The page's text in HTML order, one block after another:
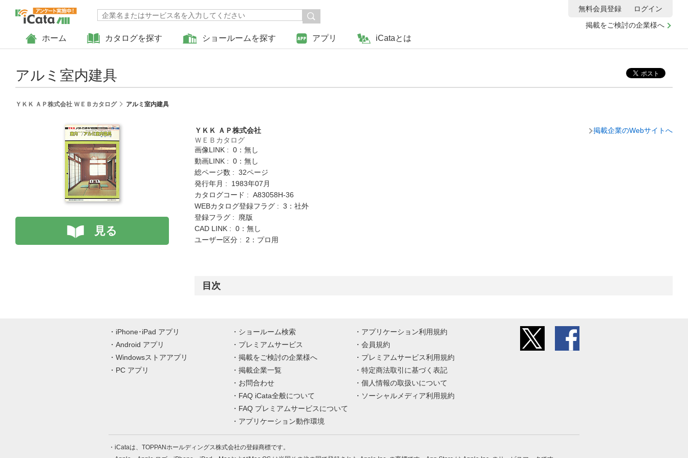
ホーム カタログを探す ショールームを探す アプリ iCataとは
掲載をご検討の企業様へ
無料会員登録 ログイン
アルミ室内建具
ＹＫＫ ＡＰ株式会社 ＷＥＢカタログ アルミ室内建具
見る
ＹＫＫ ＡＰ株式会社
ＷＥＢカタログ
画像LINK : 0：無し
動画LINK : 0：無し
総ページ数 : 32ページ
発行年月 : 1983年07月
カタログコード : A83058H-36
WEBカタログ登録フラグ : 3：社外
登録フラグ : 廃版
CAD LINK : 0：無し
ユーザー区分 : 2：プロ用
掲載企業のWebサイトへ
目次
iPhone･iPad アプリ
Android アプリ
Windowsストアアプリ
PC アプリ
ショールーム検索
プレミアムサービス
掲載をご検討の企業様へ
掲載企業一覧
お問合わせ
FAQ iCata全般について
FAQ プレミアムサービスについて
アプリケーション動作環境
アプリケーション利用規約
会員規約
プレミアムサービス利用規約
特定商法取引に基づく表記
個人情報の取扱いについて
ソーシャルメディア利用規約
iCataは、TOPPANホールディングス株式会社の登録商標です。